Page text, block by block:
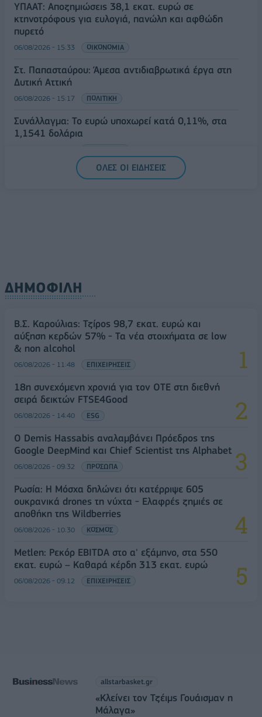
ΥΠΑΑΤ: Αποζημιώσεις 38,1 εκατ. ευρώ σε
κτηνοτρόφους για ευλογιά, πανώλη και αφθώδη
πυρετό
06/08/2026 - 15:33 ΟΙΚΟΝΟΜΙΑ
Στ. Παπασταύρου: Άμεσα αντιδιαβρωτικά έργα στη
Δυτική Αττική
06/08/2026 - 15:17 ΠΟΛΙΤΙΚΗ
Συνάλλαγμα: Το ευρώ υποχωρεί κατά 0,11%, στα
1,1541 δολάρια
ΟΛΕΣ ΟΙ ΕΙΔΗΣΕΙΣ
ΔΗΜΟΦΙΛΗ
Β.Σ. Καρούλιας: Τζίρος 98,7 εκατ. ευρώ και
αύξηση κερδών 57% - Τα νέα στοιχήματα σε low
& non alcohol
06/08/2026 - 11:48 ΕΠΙΧΕΙΡΗΣΕΙΣ
18η συνεχόμενη χρονιά για τον ΟΤΕ στη διεθνή
σειρά δεικτών FTSE4Good
06/08/2026 - 14:40 ESG
Ο Demis Hassabis αναλαμβάνει Πρόεδρος της
Google DeepMind και Chief Scientist της Alphabet
06/08/2026 - 09:32 ΠΡΟΣΩΠΑ
Ρωσία: Η Μόσχα δηλώνει ότι κατέρριψε 605
ουκρανικά drones τη νύχτα - Ελαφρές ζημιές σε
αποθήκη της Wildberries
06/08/2026 - 10:30 ΚΟΣΜΟΣ
Metlen: Ρεκόρ EBITDA στο α' εξάμηνο, στα 550
εκατ. ευρώ – Καθαρά κέρδη 313 εκατ. ευρώ
06/08/2026 - 09:12 ΕΠΙΧΕΙΡΗΣΕΙΣ
allstarbasket.gr
«Κλείνει τον Τζέιμς Γουάισμαν η
Μάλαγα»